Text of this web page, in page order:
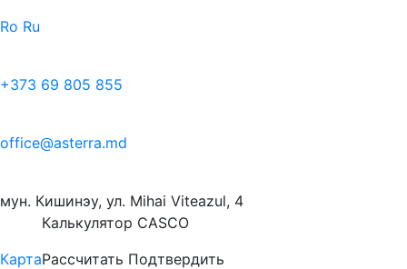
Ro Ru
+373 69 805 855
office@asterra.md
мун. Кишинэу, ул. Mihai Viteazul, 4
Карта
Калькулятор CASCO
Рассчитать Подтвердить